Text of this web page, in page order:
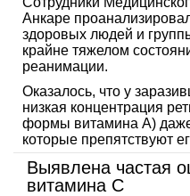
Анкаре
здоровых людей и
крайне тяжелом
реанимации.
Оказалось, что у
низкая концентрация
формы витамина А)
которые препятствуют
Выявлена частая
витамина C